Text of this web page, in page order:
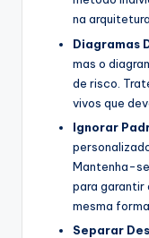
na
Diagramas
mas o
de risco.
vivos que
Ignorar
Mantenha-
para garantir
mesma forma.
Separar